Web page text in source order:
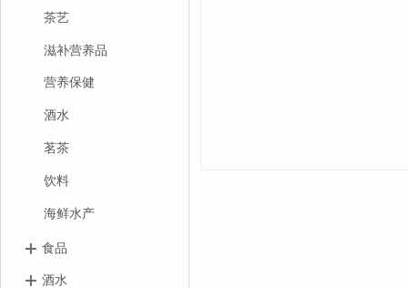
茶艺
滋补营养品
营养保健
酒水
茗茶
饮料
海鲜水产
食品
酒水